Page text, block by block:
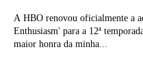
A HBO renovou oficialmente a
Enthusiasm' para a 12ª
maior honra da minha...